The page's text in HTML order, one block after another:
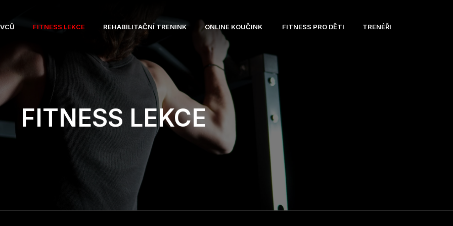
FITNESS LEKCE REHABILITAČNÍ TRENINK ONLINE KOUČINK FITNESS PRO DĚTI TRENÉŘI
FITNESS LEKCE